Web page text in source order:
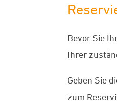
Bevor Sie
Ihrer
Geben Sie
zum